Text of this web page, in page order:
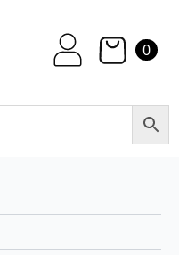
0